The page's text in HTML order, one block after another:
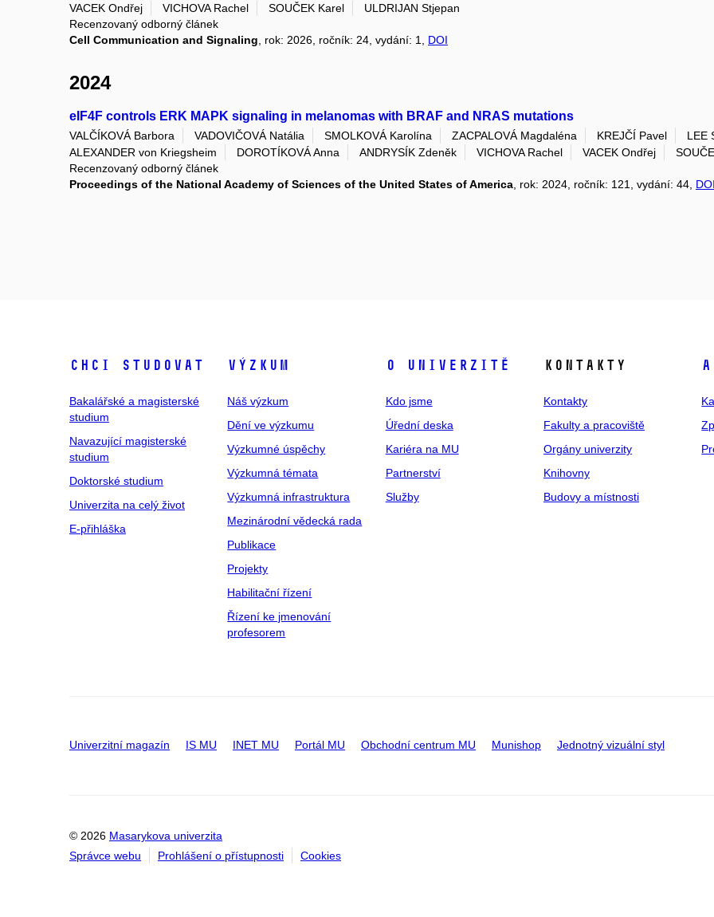
VACEK Ondřej
VICHOVA Rachel SOUČEK Karel
ULDRIJAN Stjepan
Recenzovaný odborný článek
Cell Communication and Signaling , rok: 2026, ročník: 24, vydání: 1, DOI
2024
eIF4F controls ERK MAPK signaling in melanomas with BRAF and NRAS mutations
VALČÍKOVÁ Barbora VADOVIČOVÁ Natália SMOLKOVÁ Karolína ZACPALOVÁ Magdaléna KREJČÍ Pavel
LEE
ALEXANDER von Kriegsheim
DOROTÍKOVÁ Anna ANDRYSÍK Zdeněk VICHOVA Rachel VACEK Ondřej
Recenzovaný odborný článek
Proceedings of the National Academy of Sciences of the United States of America, rok: 2024, ročník: 121, vydání: 44,
Chci studovat
Bakalářské a magisterské
studium
Navazující magisterské
studium
Doktorské studium
Univerzita na celý život
E-přihláška
Výzkum
Náš výzkum
Dění ve výzkumu
Výzkumné úspěchy
Výzkumná témata
Výzkumná infrastruktura
Mezinárodní vědecká rada
Publikace
Projekty
Habilitační řízení
Řízení ke jmenování
profesorem
O univerzitě
Kdo jsme
Úřední deska
Kariéra na MU
Partnerství
Služby
Kontakty
Kontakty
Fakulty a pracoviště
Orgány univerzity
Knihovny
Budovy a místnosti
Univerzitní magazín IS MU INET MU Portál MU Obchodní centrum MU Munishop Jednotný vizuální styl
© 2026 Masarykova univerzita
Správce webu
Prohlášení o přístupnosti Cookies